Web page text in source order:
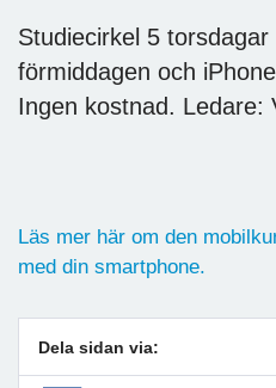
Studiecirkel 5
förmiddagen och
Ingen kostnad. Ledare:
Läs mer här om den
med din smartphone.
Dela sidan via: